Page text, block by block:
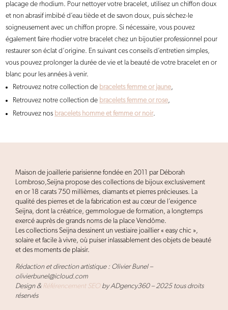
placage de rhodium. Pour nettoyer votre bracelet, utilisez un chiffon doux
et non abrasif imbibé d’eau tiède et de savon doux, puis séchez-le
soigneusement avec un chiffon propre. Si nécessaire, vous pouvez
également faire rhodier votre bracelet chez un bijoutier professionnel pour
restaurer son éclat d’origine. En suivant ces conseils d’entretien simples,
vous pouvez prolonger la durée de vie et la beauté de votre bracelet en or
blanc pour les années à venir.
Retrouvez notre collection de bracelets femme or jaune,
Retrouvez notre collection de bracelets femme or rose,
Retrouvez nos bracelets homme et femme or noir.
Maison de joaillerie parisienne fondée en 2011 par Déborah
Lombroso,Seijna propose des collections de bijoux exclusivement
en or 18 carats 750 millièmes, diamants et pierres précieuses. La
qualité des pierres et de la fabrication est au cœur de l’exigence
Seijna, dont la créatrice, gemmologue de formation, a longtemps
exercé auprès de grands noms de la place Vendôme.
Les collections Seijna dessinent un vestiaire joaillier « easy chic »,
solaire et facile à vivre, où puiser inlassablement des objets de beauté
et des moments de plaisir.
Rédaction et direction artistique : Olivier Bunel –
olivierbunel@icloud.com
Design & Référencement SEOby ADgency360 – 2025 tous droits
réservés